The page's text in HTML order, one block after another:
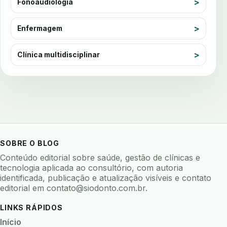
automatizacao avaliacao de risco
avaliacao de software odontologico
avaliação nutricional
avaliar sistema odontologico
avaliar software odontologico backup
bioceramicos biocompatibilidade
biofeedback
biofilme linhas agua bioimpedancia
biomarcadores biomateriais biomecanica
biometria biometria clinica biometria facial
biopsia biopsia oral
biosseguranca clinica
Fonoaudiologia
Enfermagem
Clínica multidisciplinar
SOBRE O BLOG
Conteúdo editorial sobre saúde, gestão de clínicas e
tecnologia aplicada ao consultório, com autoria
identificada, publicação e atualização visíveis e contato
editorial em contato@siodonto.com.br.
LINKS RÁPIDOS
Início